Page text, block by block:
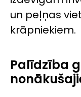
un peļņas
krāpniekiem.
Palīdzība